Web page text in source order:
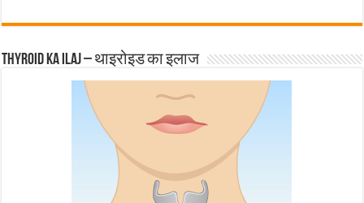
Thyroid ka ilaj – थाइरोइड का इलाज